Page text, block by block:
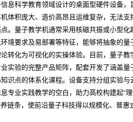
科学教育领域设计的桌面型硬件设备，
体积庞大、造价高昂且运维复杂，无法支
。量子教学机通常采用核磁共振或小型化
境要求及易部署等特征，能够将抽象的量
转化为可视化的实操体验。目前，量子教
实验的完整产品矩阵，配套开发了涵盖量
识点的体系化课程。设备支持分组实验与
专业实践教学的空白，助力高校构建起“
链条，使前沿量子科技得以规模化、普惠